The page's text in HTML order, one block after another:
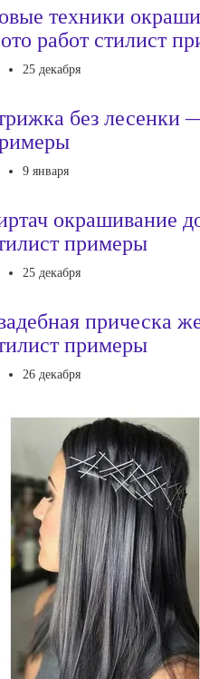
техники
работ стилист
25 декабря
без лесенки
9 января
окрашивание
примеры
25 декабря
прическа
примеры
26 декабря